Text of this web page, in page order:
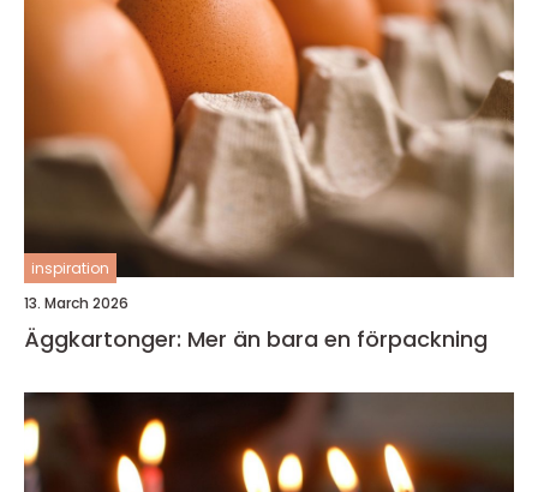
inspiration
13. March 2026
Äggkartonger: Mer än bara en förpackning